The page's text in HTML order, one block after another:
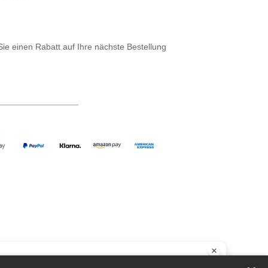
einen Rabatt auf Ihre nächste Bestellung